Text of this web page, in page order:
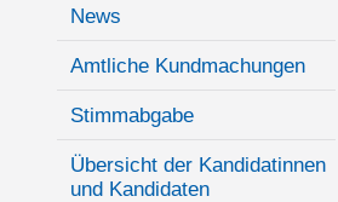
News
Amtliche Kundmachungen
Stimmabgabe
Übersicht der Kandidatinnen
und Kandidaten